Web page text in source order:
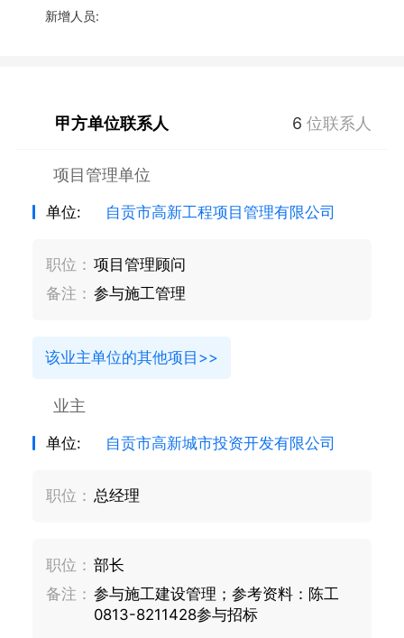
新增人员:
甲方单位联系人 6 位联系人
项目管理单位
单位: 自贡市高新工程项目管理有限公司
职位： 项目管理顾问
备注： 参与施工管理
该业主单位的其他项目>>
业主
单位: 自贡市高新城市投资开发有限公司
职位： 总经理
职位： 部长
备注： 参与施工建设管理；参考资料：陈工
0813-8211428参与招标